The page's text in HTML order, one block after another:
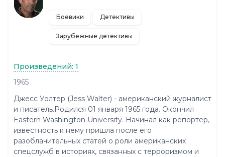
Боевики Детективы
Зарубежные детективы
Произведений: 1
1965
Джесс Уолтер (Jess Walter) - американский журналист
и писатель.Родился 01 января 1965 года. Окончил
Eastern Washington University. Начинал как репортер,
известность к нему пришла после его
разоблачительных статей о роли американских
спецслужб в историях, связанных с терроризмом и